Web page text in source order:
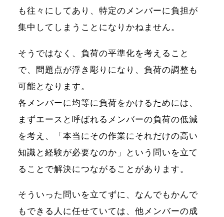
も往々にしてあり、特定のメンバーに負担が
集中してしまうことになりかねません。
そうではなく、負荷の平準化を考えること
で、問題点が浮き彫りになり、負荷の調整も
可能となります。
各メンバーに均等に負荷をかけるためには、
まずエースと呼ばれるメンバーの負荷の低減
を考え、「本当にその作業にそれだけの高い
知識と経験が必要なのか」という問いを立て
ることで解決につながることがあります。
そういった問いを立てずに、なんでもかんで
もできる人に任せていては、他メンバーの成